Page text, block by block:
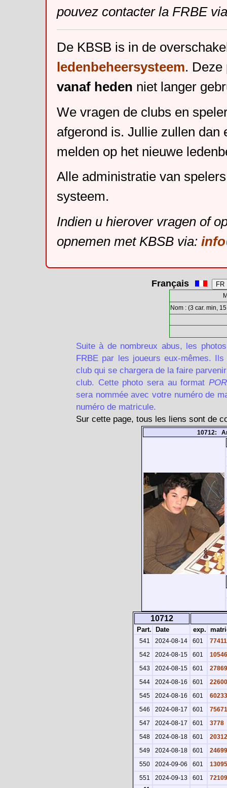
pouvez contacter la FRBE
De KBSB is in de
ledenbeheersysteem. Deze
vanaf heden niet langer
We vragen de clubs en
afgerond is. Jullie zullen dan
melden op het nieuwe
Alle administratie van
systeem.
Indien u hierover vragen of
opnemen met KBSB via:
Français
Nom : (3 car. min,
Suite à de nombreux abus, les
FRBE par les joueurs eux-mêmes.
club qui se chargera de la faire
club. Cette photo sera au format
sera nommée avec votre numéro de
numéro de matricule.
Sur cette page, tous les liens sont de
10712:
10712
Part. Date exp.
541 2024-08-14 601
77411
542
2024-08-15 601
10546
543
2024-08-15 601
27869
544
2024-08-16 601
22600
545
2024-08-16 601
60233
546
2024-08-17 601
75671
547
2024-08-17 601
3778
548
2024-08-18 601
20312
549
2024-08-18 601
24699
550
2024-09-06 601
13095
551
2024-09-13 601
72109